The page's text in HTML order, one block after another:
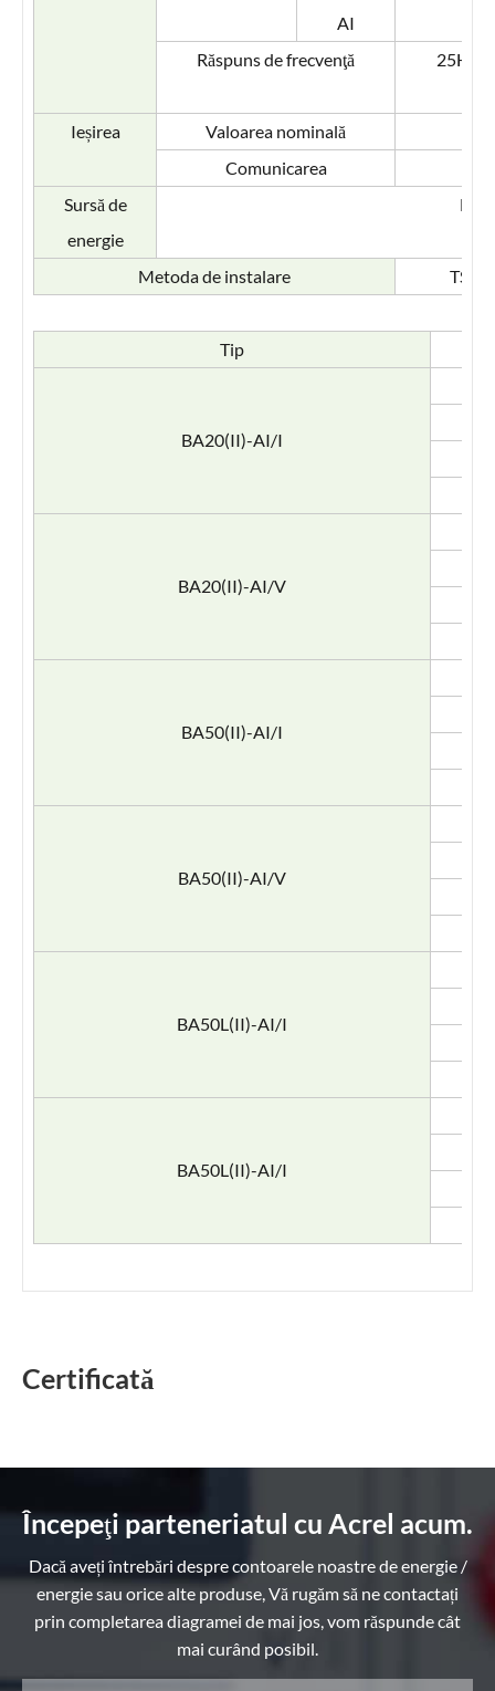
AI
Răspuns de frecvenţă
Ieșirea Valoarea nominală
Comunicarea
Sursă de
energie
DC
Metoda de instalare
Tip
BA20(II)-AI/I
BA20(II)-AI/V
BA50(II)-AI/I
BA50(II)-AI/V
BA50L(II)-AI/I
BA50L(II)-AI/I
Certificată
Începeţi parteneriatul cu Acrel acum.
Dacă aveți întrebări despre contoarele noastre de energie /
energie sau orice alte produse, Vă rugăm să ne contactați
prin completarea diagramei de mai jos, vom răspunde cât
mai curând posibil.